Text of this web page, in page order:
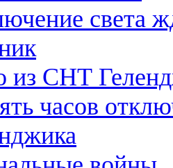
света
из СНТ
часов